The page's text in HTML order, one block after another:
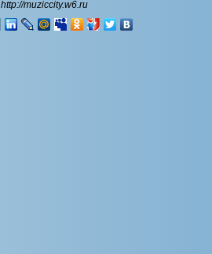
http://muziccity.w6.ru